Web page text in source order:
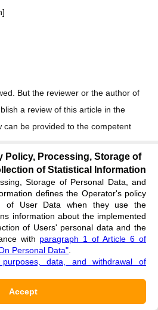
But the reviewer or the author of
a review of this article in the
can be provided to the competent
Shaukatovna
and Literature of the Ufa Federal
Policy, Processing, Storage of
of Statistical Information
Storage of Personal Data, and
defines the Operator's policy
of User Data when they use the
information about the implemented
of Users' personal data and the
with paragraph 1 of Article 6 of
Personal Data"
data, and withdrawal of
Accept